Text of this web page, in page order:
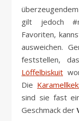
gilt jedoch
Favoriten,
ausweichen.
feststellen,
Löffelbiskuit
Die
sind sie fast
Geschmack der